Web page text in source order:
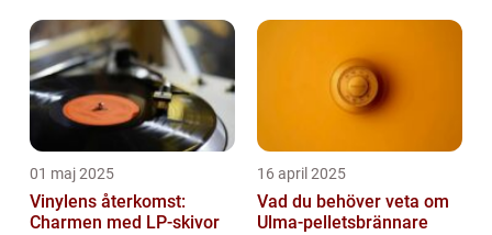
01 maj 2025
Vinylens återkomst:
Charmen med LP-skivor
16 april 2025
Vad du behöver veta om
Ulma-pelletsbrännare